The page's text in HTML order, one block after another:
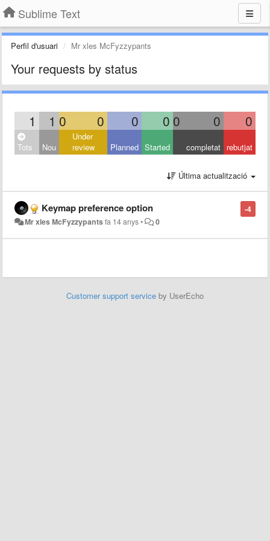
Sublime Text
Perfil d'usuari Mr xles McFyzzypants
Your requests by status
1 1 0 0 0 0 0 0 0
Tots Nou
Under
review
Planned Started completat rebutjat
Última actualització
-4
Keymap preference option
Mr xles McFyzzypantsfa 14 anys• 0
Customer support service by UserEcho